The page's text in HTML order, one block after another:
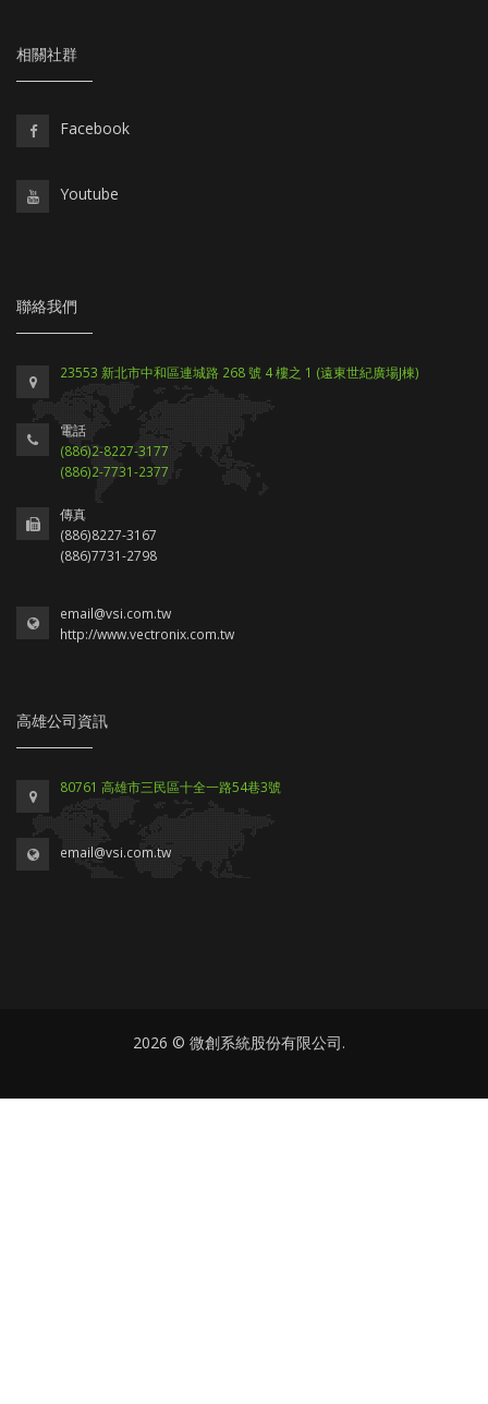
相關社群
Facebook
Youtube
聯絡我們
23553 新北市中和區連城路 268 號 4 樓之 1 (遠東世紀廣場J棟)
電話
(886)2-8227-3177
(886)2-7731-2377
傳真
(886)8227-3167
(886)7731-2798
email@vsi.com.tw
http://www.vectronix.com.tw
高雄公司資訊
80761 高雄市三民區十全一路54巷3號
email@vsi.com.tw
2026 © 微創系統股份有限公司.